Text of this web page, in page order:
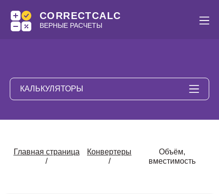
CORRECTCALC
ВЕРНЫЕ РАСЧЕТЫ
КАЛЬКУЛЯТОРЫ
Главная страница
/
Конвертеры
/
Объём,
вместимость